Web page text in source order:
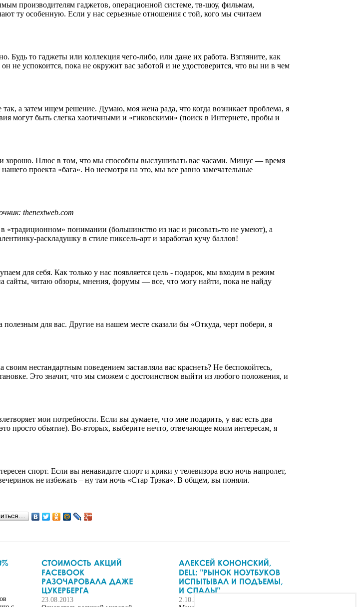
производителям гаджетов, операционной системе, тв-шоу, фильмам,
ту особенную. Если у нас серьезные отношения с той, кого мы считаем
Будь то гаджеты или коллекция чего-либо, или даже их работа. Взгляните, как
не успокоится, пока не окружит вас заботой и не удостоверится, что вы ни в чем
а затем ищем решение. Думаю, моя жена рада, что когда возникает проблема, я
могут быть слегка хаотичными и «гиковскими» (поиск в Интернете, пробы и
хорошо. Плюс в том, что мы способны выслушивать вас часами. Минус — время
проекта «бага». Но несмотря на это, мы все равно замечательные
thenextweb.com
«традиционном» понимании (большинство из нас и рисовать-то не умеют), а
раскладушку в стиле пиксель-арт и заработал кучу баллов!
для себя. Как только у нас появляется цель - подарок, мы входим в режим
сайты, читаю обзоры, мнения, форумы — все, что могу найти, пока не найду
для вас. Другие на нашем месте сказали бы «Откуда, черт побери, я
нестандартным поведением заставляла вас краснеть? Не беспокойтесь,
Это значит, что мы сможем с достоинством выйти из любого положения, и
мои потребности. Если вы думаете, что мне подарить, у вас есть два
просто объятие). Во-вторых, выберите нечто, отвечающее моим интересам, я
спорт. Если вы ненавидите спорт и крики у телевизора всю ночь напролет,
не избежать – ну там ночь «Стар Трэка». В общем, вы поняли.
23.08.2013
2.10.2013